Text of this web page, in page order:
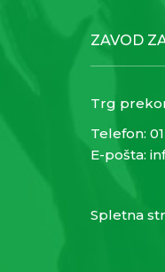
ZAVOD
Trg
Telefon:
E-pošta:
Spletna